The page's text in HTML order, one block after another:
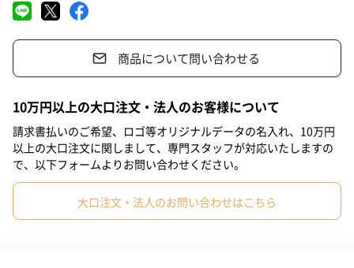
カラー
コーラルレッド
アプリコットオレンジ
ハニーイエロー
#取引先女性
#男友達 #男性 #女性 #夫 #妻
#同僚男性 #男子大学生 #10代 #20代前半 #20代後半
#30代 #40代 #50代 #60代 #70代 #80代 #90代
商品について問い合わせる
10万円以上の大口注文・法人のお客様について
請求書払いのご希望、ロゴ等オリジナルデータの名入れ、10万円
以上の大口注文に関しまして、専門スタッフが対応いたしますの
で、以下フォームよりお問い合わせください。
大口注文・法人のお問い合わせはこちら